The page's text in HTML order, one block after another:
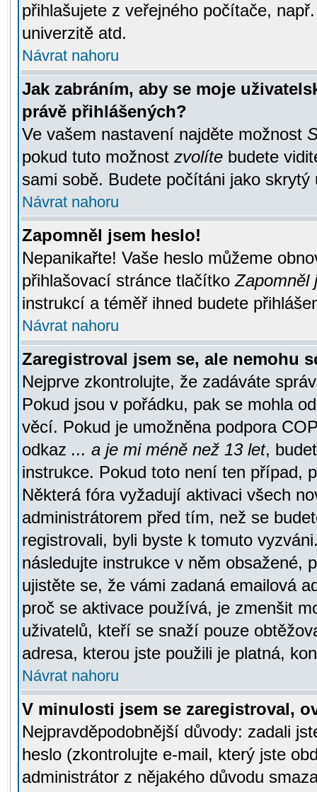
přihlašujete z veřejného počítače,
univerzitě atd.
Návrat nahoru
Jak zabráním, aby se moje
právě přihlášených?
Ve vašem nastavení najděte možnost
pokud tuto možnost zvolíte budete
sami sobě. Budete počítáni jako skrytý
Návrat nahoru
Zapomněl jsem heslo!
Nepanikařte! Vaše heslo můžeme
přihlašovací stránce tlačítkoZapomněl
instrukcí a téměř ihned budete
Návrat nahoru
Zaregistroval jsem se, ale nemohu
Nejprve zkontrolujte, že zadáváte
Pokud jsou v pořádku, pak se mohla
věcí. Pokud je umožněna podpora
odkaz ... a je mi méně než 13 let,
instrukce. Pokud toto není ten případ,
Některá fóra vyžadují aktivaci všech
administrátorem před tím, než se
registrovali, byli byste k tomuto
následujte instrukce v něm obsažené,
ujistěte se, že vámi zadaná emailová
proč se aktivace používá, je zmenšit
uživatelů, kteří se snaží pouze
adresa, kterou jste použili je platná,
Návrat nahoru
V minulosti jsem se zaregistroval,
Nejpravděpodobnější důvody: zadali
heslo (zkontrolujte e-mail, který jste
administrátor z nějakého důvodu